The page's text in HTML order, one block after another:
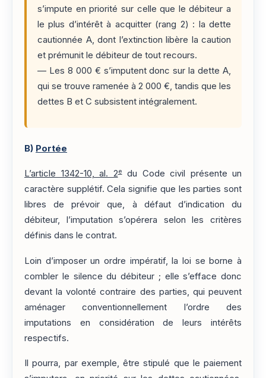
s’impute en priorité sur celle que le débiteur a
le plus d’intérêt à acquitter (rang 2) : la dette
cautionnée A, dont l’extinction libère la caution
et prémunit le débiteur de tout recours.
— Les 8 000 € s’imputent donc sur la dette A,
qui se trouve ramenée à 2 000 €, tandis que les
dettes B et C subsistent intégralement.
B) Portée
L’article 1342-10, al. 2edu Code civil présente un
caractère supplétif. Cela signifie que les parties sont
libres de prévoir que, à défaut d’indication du
débiteur, l’imputation s’opérera selon les critères
définis dans le contrat.
Loin d’imposer un ordre impératif, la loi se borne à
combler le silence du débiteur ; elle s’efface donc
devant la volonté contraire des parties, qui peuvent
aménager conventionnellement l’ordre des
imputations en considération de leurs intérêts
respectifs.
Il pourra, par exemple, être stipulé que le paiement